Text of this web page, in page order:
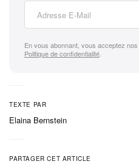
En vous abonnant, vous acceptez nos
Politique de confidentialité.
TEXTE PAR
Elaina Bernstein
PARTAGER CET ARTICLE